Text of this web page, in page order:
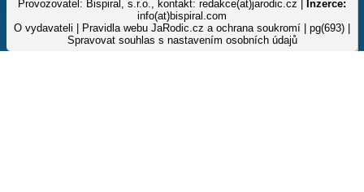
Provozovatel: Bispiral, s.r.o., kontakt: redakce(at)jarodic.cz |
Inzerce:
info(at)bispiral.com
O vydavateli
Pravidla webu JaRodic.cz a ochrana soukromí | pg(693) |
Spravovat souhlas s nastavením osobních údajů